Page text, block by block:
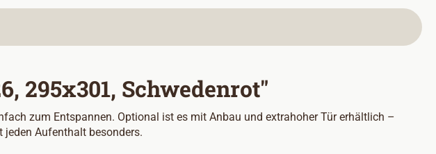
295x301, Schwedenrot"
zum Entspannen. Optional ist es mit Anbau und extrahoher Tür erhältlich –
Aufenthalt besonders.